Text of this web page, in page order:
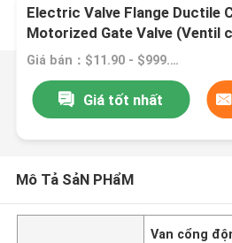
Electric Valve Flange Ductile
Motorized Gate Valve (Ventil
Giá bán：$11.90 - $999.00/pieces
Giá tốt nhất
Mô Tả SảN PHẩM
Van cổng